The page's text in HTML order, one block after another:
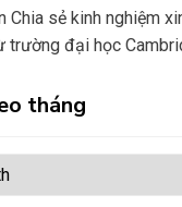
Chia sẻ kinh nghiệm
trường đại học
tháng